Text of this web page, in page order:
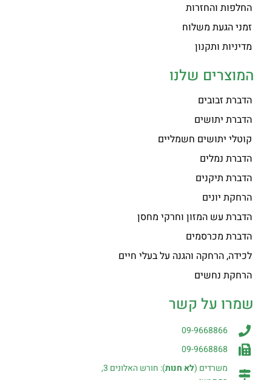
החלפות והחזרות
זמני הגעת משלוח
מדיניות ותקנון
המוצרים שלנו
הדברת זבובים
הדברת יתושים
קוטלי יתושים חשמליים
הדברת נמלים
הדברת תיקנים
הרחקת יונים
הדברת עש המזון וחרקי מחסן
הדברת מכרסמים
לכידה, הרחקה והגנה על בעלי חיים
הרחקת נחשים
שמרו על קשר
09-9668866
09-9668868
משרדים (לא חנות): חורש האלונים 3,